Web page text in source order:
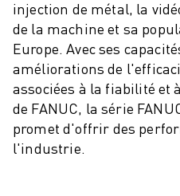
AÉROSPATIALE
VÉHICULES ÉLECTRIQUES
ÉLECTRONIQUE
ALIMENTATION ET BOISSONS
PLASTIQUES
injection de métal, la
de la machine et sa
Europe. Avec ses
améliorations de
associées à la fiabilité et
de FANUC, la série
promet d'offrir des
l'industrie.